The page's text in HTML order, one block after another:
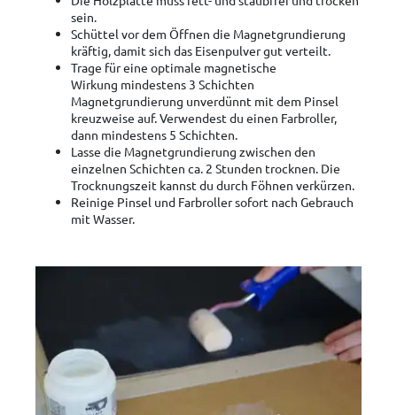
sein.
Schüttel vor dem Öffnen die Magnetgrundierung
kräftig, damit sich das Eisenpulver gut verteilt.
Trage für eine optimale magnetische
Wirkung mindestens 3 Schichten
Magnetgrundierung unverdünnt mit dem Pinsel
kreuzweise auf. Verwendest du einen Farbroller,
dann mindestens 5 Schichten.
Lasse die Magnetgrundierung zwischen den
einzelnen Schichten ca. 2 Stunden trocknen. Die
Trocknungszeit kannst du durch Föhnen verkürzen.
Reinige Pinsel und Farbroller sofort nach Gebrauch
mit Wasser.